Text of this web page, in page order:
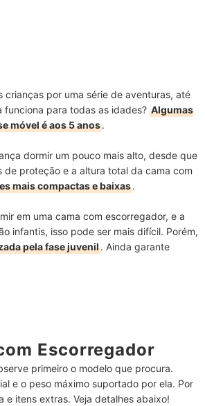
por uma série de aventuras, até
funciona para todas as idades? Algumas
móvel é aos 5 anos.
dormir um pouco mais alto, desde que
proteção e a altura total da cama com
mais compactas e baixas.
em uma cama com escorregador, e a
infantis, isso pode ser mais difícil. Porém,
pela fase juvenil. Ainda garante
Escorregador
primeiro o modelo que procura.
e o peso máximo suportado por ela. Por
itens extras. Veja detalhes abaixo!